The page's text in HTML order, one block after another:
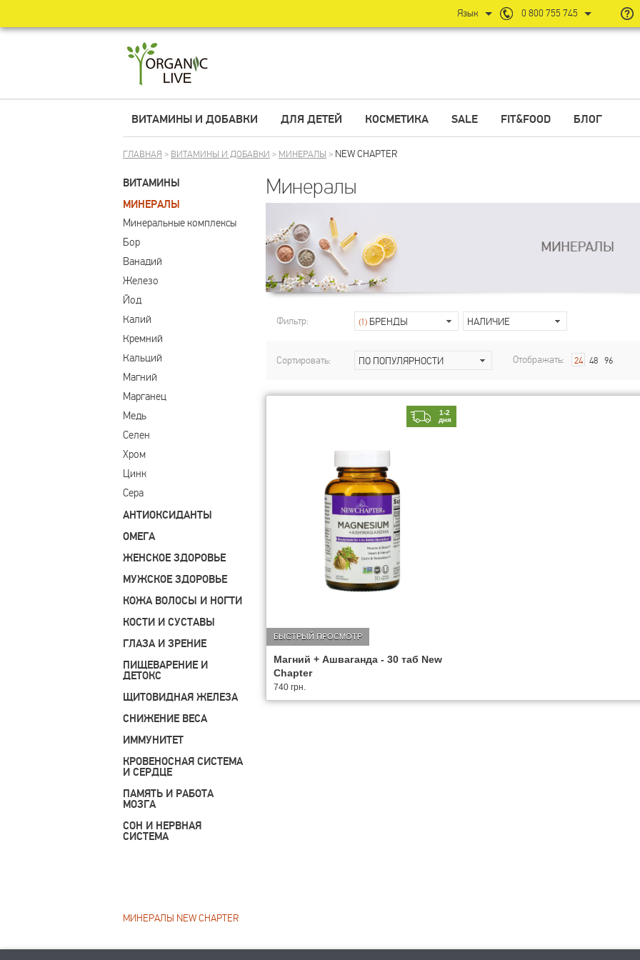
ВИТАМИНЫ И ДОБАВКИ ДЛЯ ДЕТЕЙ КОСМЕТИКА SALE FIT&FOOD БЛОГ
ГЛАВНАЯ > ВИТАМИНЫ И ДОБАВКИ > МИНЕРАЛЫ > NEW CHAPTER
ВИТАМИНЫ
МИНЕРАЛЫ
Минеральные комплексы
Бор
Ванадий
Железо
Йод
Калий
Кремний
Кальций
Магний
Марганец
Медь
Селен
Хром
Цинк
Сера
АНТИОКСИДАНТЫ
ОМЕГА
ЖЕНСКОЕ ЗДОРОВЬЕ
МУЖСКОЕ ЗДОРОВЬЕ
КОЖА ВОЛОСЫ И НОГТИ
КОСТИ И СУСТАВЫ
ГЛАЗА И ЗРЕНИЕ
ПИЩЕВАРЕНИЕ И
ДЕТОКС
ЩИТОВИДНАЯ ЖЕЛЕЗА
СНИЖЕНИЕ ВЕСА
ИММУНИТЕТ
КРОВЕНОСНАЯ СИСТЕМА
И СЕРДЦЕ
ПАМЯТЬ И РАБОТА
МОЗГА
СОН И НЕРВНАЯ
СИСТЕМА
Минералы
Фильтр: (1) БРЕНДЫ НАЛИЧИЕ
Сортировать: ПО ПОПУЛЯРНОСТИ Отображать: 24 48 96
1-2
дня
Магний + Ашваганда - 30 таб New
Chapter
БЫСТРЫЙ ПРОСМОТР
740 грн.
0 800 755 745
Язык
МИНЕРАЛЫ NEW CHAPTER